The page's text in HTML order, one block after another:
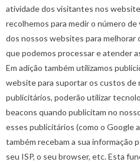
atividade dos visitantes nos
recolhemos para medir o número
dos nossos websites para
que podemos processar e atender
Em adição também utilizamos
website para suportar os custos de
publicitários, poderão utilizar
beacons quando publicitam no
esses publicitários (como o Google
também recebam a sua informação
seu ISP, o seu browser, etc. Esta